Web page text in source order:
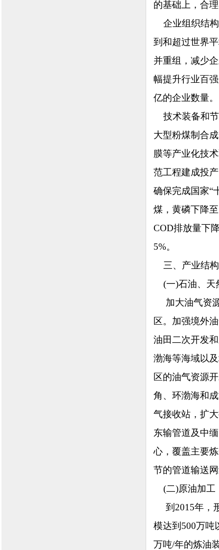
的基础上，合
企业组织结构
到和超过世界
并重组，减少
幅提升行业百
亿的企业数量。
技术装备和节
大型粉煤制合
膜等产业化技
范工程建成投
确保完成国家“
煤，黄磷下降
COD排放量下
5%。
三、产业结
(一)石油、天
加大油气资源
区。加强境外
油田二次开发
渤海等海域以
区的油气资源
角、环渤海和
气接收站，扩
东输管道及中
心，覆盖主要
节的管道输送
(二)原油加工
到2015年，
模达到500万吨
万吨/年的炼油